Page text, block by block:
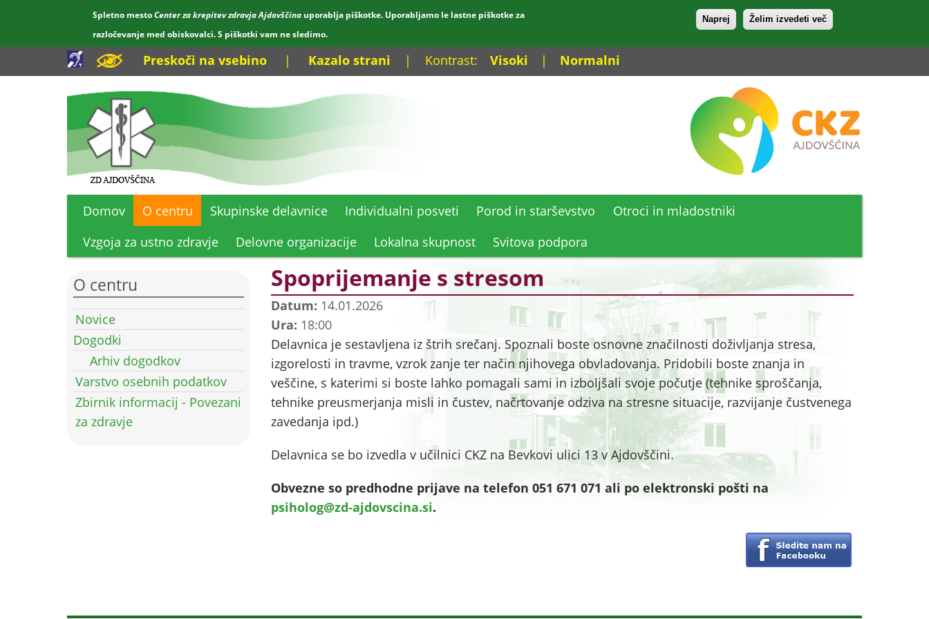
Spletno mestoCenter za krepitev zdravja Ajdovščina uporablja piškotke. Uporabljamo le lastne piškotke za
razločevanje med obiskovalci. S piškotki vam ne sledimo.
Naprej Želim izvedeti več
Preskoči na vsebino | Kazalo strani | Kontrast: Visoki | Normalni
Domov O centru Skupinske delavnice Individualni posveti Porod in starševstvo
Otroci in mladostniki
Vzgoja za ustno zdravje
Delovne organizacije Lokalna skupnost Svitova podpora
O centru
Novice
Dogodki
Arhiv dogodkov
Varstvo osebnih podatkov
Zbirnik informacij - Povezani
za zdravje
Spoprijemanje s stresom
Datum: 14.01.2026
Ura: 18:00
Delavnica je sestavljena iz štrih srečanj. Spoznali boste osnovne značilnosti doživljanja stresa,
izgorelosti in travme, vzrok zanje ter način njihovega obvladovanja. Pridobili boste znanja in
veščine, s katerimi si boste lahko pomagali sami in izboljšali svoje počutje (tehnike sproščanja,
tehnike preusmerjanja misli in čustev, načrtovanje odziva na stresne situacije, razvijanje čustvenega
zavedanja ipd.)
Delavnica se bo izvedla v učilnici CKZ na Bevkovi ulici 13 v Ajdovščini.
Obvezne so predhodne prijave na telefon 051 671 071 ali po elektronski pošti na
psiholog@zd-ajdovscina.si.